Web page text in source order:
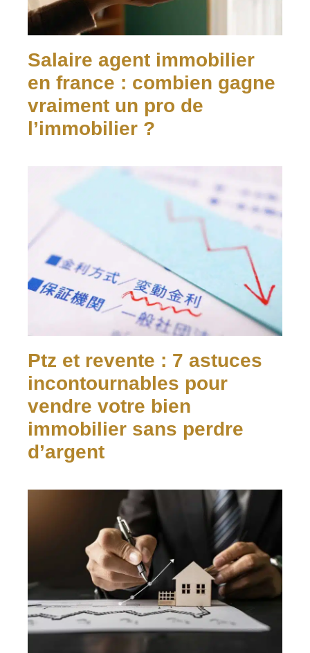
Salaire agent immobilier
en france : combien gagne
vraiment un pro de
l’immobilier ?
Ptz et revente : 7 astuces
incontournables pour
vendre votre bien
immobilier sans perdre
d’argent